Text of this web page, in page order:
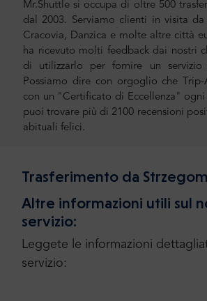
Mr.Shuttle si occupa di oltre 500
dal 2003. Serviamo clienti in visita
Cracovia, Danzica e molte altre città
ha ricevuto molti feedback dai nostri
di utilizzarlo per fornire un servizio
Possiamo dire con orgoglio che
con un "Certificato di Eccellenza" ogni
puoi trovare più di 2100 recensioni
abituali felici.
Trasferimento da
Altre informazioni utili sul
servizio:
Leggete le informazioni
servizio: